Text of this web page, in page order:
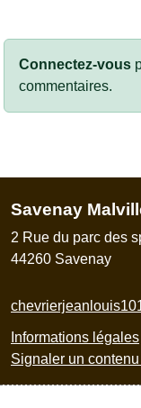
Connectez-vous
commentaires.
Savenay
2 Rue du parc des
44260 Savenay
Informations légales
Signaler un